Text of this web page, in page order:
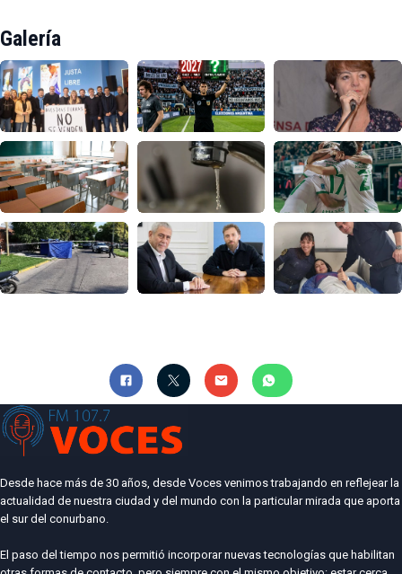
Galería
Desde hace más de 30 años, desde Voces venimos trabajando en reflejear la
actualidad de nuestra ciudad y del mundo con la particular mirada que aporta
el sur del conurbano.
El paso del tiempo nos permitió incorporar nuevas tecnologías que habilitan